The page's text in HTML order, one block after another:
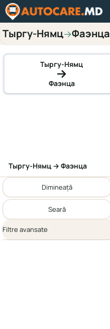
Тыргу-Нямц→Фаэнца
Тыргу-Нямц
Фаэнца
Тыргу-Нямц → Фаэнца
Dimineață
Seară
Filtre avansate